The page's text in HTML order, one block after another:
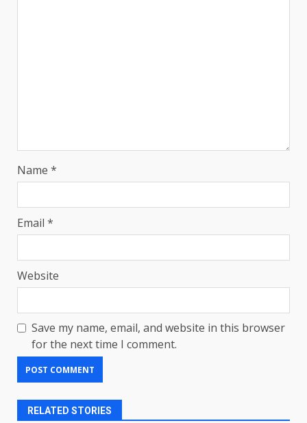
Name *
Email *
Website
Save my name, email, and website in this browser
for the next time I comment.
RELATED STORIES